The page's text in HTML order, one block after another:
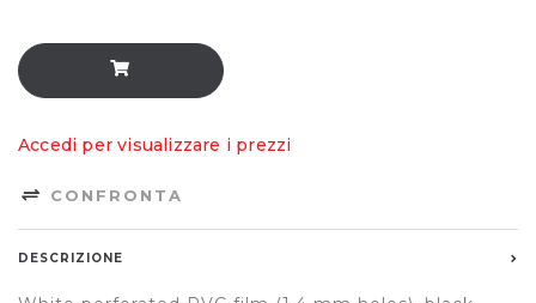
Accedi per visualizzare i prezzi
CONFRONTA
DESCRIZIONE